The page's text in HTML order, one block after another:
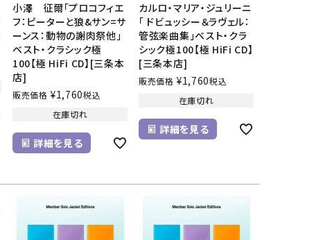
小澤 征爾「プロコフィエ
フ：ピーターと狼&サン=サ
ーンス：動物の謝肉祭他」
ベスト・クラシック極
100【極 HiFi CD】[三条本
店]
販売価格 ¥1,760税込
在庫切れ
詳細を見る
カルロ・マリア・ジュリーニ
「 ドビュッシー＆ラヴェル：
管弦楽曲集」ベスト・クラ
シック極100【極 HiFi CD】
[三条本店]
販売価格 ¥1,760税込
在庫切れ
詳細を見る